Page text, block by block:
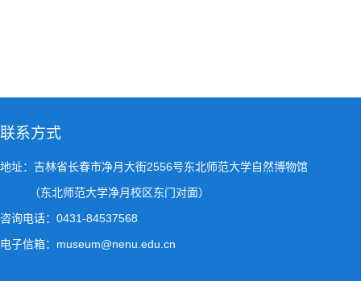
联系方式
地址：吉林省长春市净月大街2556号东北师范大学自然博物馆
（东北师范大学净月校区东门对面）
咨询电话：0431-84537568
电子信箱：museum@nenu.edu.cn